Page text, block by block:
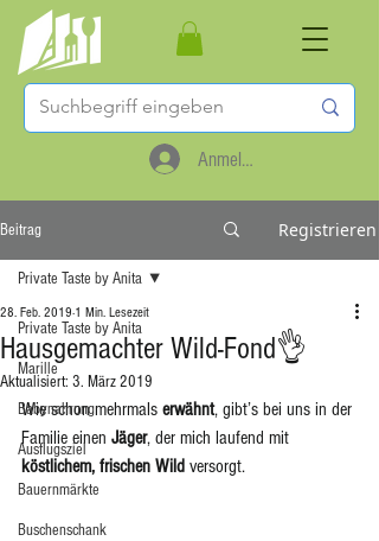
Anmelden
Beitrag Registrieren
Private Taste by Anita
Marille
Babynahrung
Ausflugsziel
Bauernmärkte
Buschenschank
Private Taste by Anita
Hausgemachter Wild-Fond👌
28. Feb. 2019 1 Min. Lesezeit
Aktualisiert: 3. März 2019
Wie schon mehrmals erwähnt, gibt’s bei uns in der
Familie einen Jäger, der mich laufend mit
köstlichem, frischen Wild versorgt.